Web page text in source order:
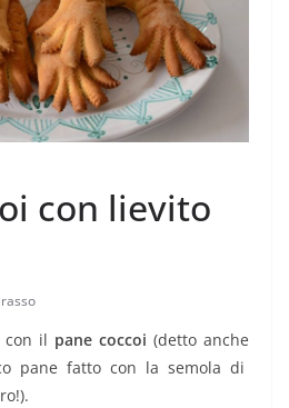
con lievito
con il pane coccoi (detto anche
pane fatto con la semola di